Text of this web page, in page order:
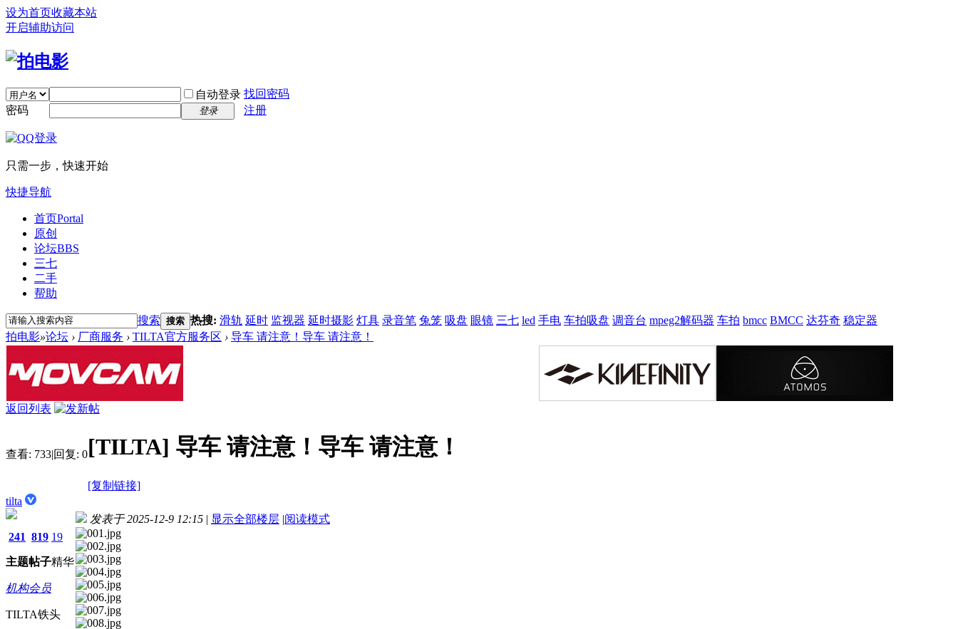
设为首页收藏本站
开启辅助访问
自动登录 找回密码
密码
登录 注册
只需一步，快速开始
快捷导航
首页Portal
原创
论坛BBS
三七
二手
帮助
搜索 搜索 热搜: 滑轨 延时 监视器 延时摄影 灯具 录音笔 兔笼 吸盘 眼镜 三七 led 手电 车拍吸盘 调音台 mpeg2解码器 车拍 bmcc BMCC 达芬奇 稳定器
拍电影»论坛 › 厂商服务 › TILTA官方服务区 › 导车 请注意！导车 请注意！
返回列表
查看: 733|回复: 0[TILTA] 导车 请注意！导车 请注意！
[复制链接]
tilta
241
主题
819
帖子
19
精华
机构会员
TILTA铁头
发表于 2025-12-9 12:15 | 显示全部楼层 |阅读模式